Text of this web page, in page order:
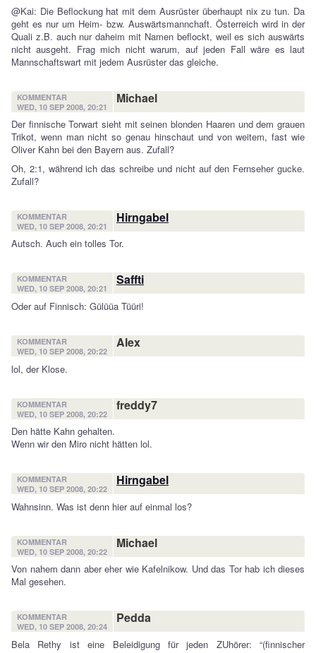
@Kai: Die Beflockung hat mit dem Ausrüster überhaupt nix zu tun. Da
geht es nur um Heim- bzw. Auswärtsmannchaft. Österreich wird in der
Quali z.B. auch nur daheim mit Namen beflockt, weil es sich auswärts
nicht ausgeht. Frag mich nicht warum, auf jeden Fall wäre es laut
Mannschaftswart mit jedem Ausrüster das gleiche.
KOMMENTAR
WED, 10 SEP 2008, 20:21
Michael
Der finnische Torwart sieht mit seinen blonden Haaren und dem grauen
Trikot, wenn man nicht so genau hinschaut und von weitem, fast wie
Oliver Kahn bei den Bayern aus. Zufall?
Oh, 2:1, während ich das schreibe und nicht auf den Fernseher gucke.
Zufall?
KOMMENTAR
WED, 10 SEP 2008, 20:21
Hirngabel
Autsch. Auch ein tolles Tor.
KOMMENTAR
WED, 10 SEP 2008, 20:21
Saffti
Oder auf Finnisch: Gülüüa Tüüri!
KOMMENTAR
WED, 10 SEP 2008, 20:22
Alex
lol, der Klose.
KOMMENTAR
WED, 10 SEP 2008, 20:22
freddy7
Den hätte Kahn gehalten.
Wenn wir den Miro nicht hätten lol.
KOMMENTAR
WED, 10 SEP 2008, 20:22
Hirngabel
Wahnsinn. Was ist denn hier auf einmal los?
KOMMENTAR
WED, 10 SEP 2008, 20:22
Michael
Von nahem dann aber eher wie Kafelnikow. Und das Tor hab ich dieses
Mal gesehen.
KOMMENTAR
WED, 10 SEP 2008, 20:24
Pedda
Bela Rethy ist eine Beleidigung für jeden ZUhörer: “(finnischer